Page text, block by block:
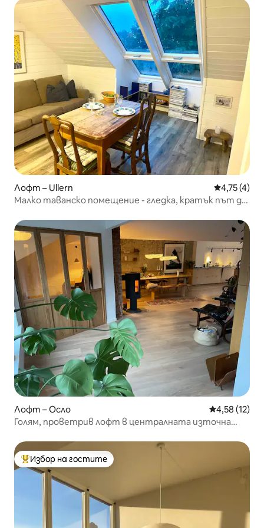
Лофт – Ullern Средна
4,75 (4)
Малко таванско помещение - гледка, кратък път до
Лофт – Осло Средна
4,58 (12)
Голям, проветрив лофт в централната източна
Най-популярен избор на гостите
Избор на гостите